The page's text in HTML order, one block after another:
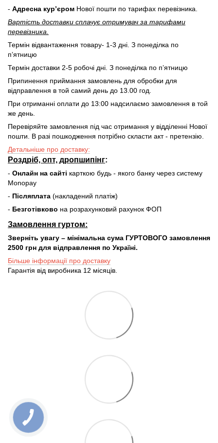
- Адресна курʼєром Нової пошти по тарифах перевізника.
Вартість доставки cплачує отримувач за тарифами
перевізника.
Термін відвантаження товару- 1-3 дні. З понеділка по
пʼятницю
Термін доставки 2-5 робочі дні. З понеділка по пʼятницю
Припинення приймання замовлень для обробки для
відправлення в той самий день до 13.00 год.
При отриманні оплати до 13:00 надсилаємо замовлення в той
же день.
Перевіряйте замовлення під час отримання у відділенні Нової
пошти. В разі пошкодження потрібно скласти акт - претензію.
Детальніше про доставку:
Роздріб, опт, дропшипінг:
- Онлайн на сайті карткою будь - якого банку через систему
Monopay
- Післяплата (накладений платіж)
- Безготівково на розрахунковий рахунок ФОП
Замовлення гуртом:
Зверніть увагу – мінімальна сума ГУРТОВОГО замовлення
2500 грн для відправлення по Україні.
Більше інформації про доставку
Гарантія від виробника 12 місяців.